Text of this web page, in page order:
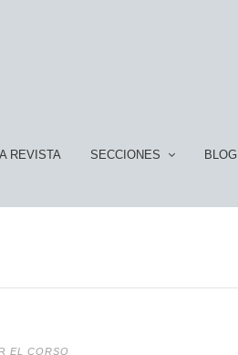
REVISTA SECCIONES BLOG
EL CORSO